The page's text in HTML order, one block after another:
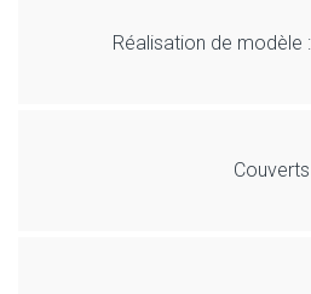
Réalisation de modèle
Couverts